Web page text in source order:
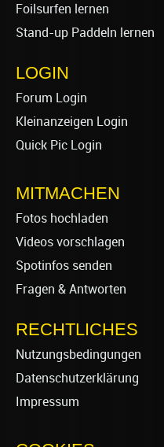
Foilsurfen lernen
Stand-up Paddeln lernen
LOGIN
Forum Login
Kleinanzeigen Login
Quick Pic Login
MITMACHEN
Fotos hochladen
Videos vorschlagen
Spotinfos senden
Fragen & Antworten
RECHTLICHES
Nutzungsbedingungen
Datenschutzerklärung
Impressum